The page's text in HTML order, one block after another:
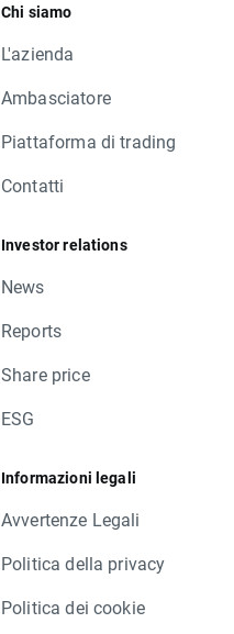
Chi siamo
L'azienda
Ambasciatore
Piattaforma di trading
Contatti
Investor relations
News
Reports
Share price
ESG
Informazioni legali
Avvertenze Legali
Politica della privacy
Politica dei cookie